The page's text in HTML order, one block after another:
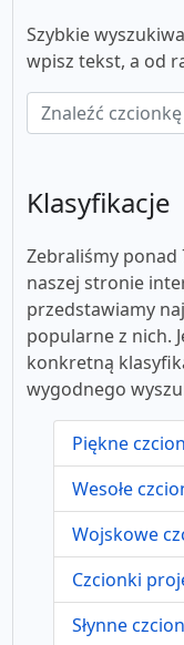
Szybkie
wpisz tekst, a od
Klasyfikacje
Zebraliśmy ponad
naszej stronie
przedstawiamy
popularne z nich.
konkretną
wygodnego
Piękne
Wesołe
Wojskowe
Czcionki
Słynne